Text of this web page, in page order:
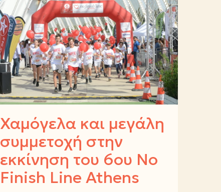
Χαμόγελα και μεγάλη
συμμετοχή στην
εκκίνηση του 6ου No
Finish Line Athens